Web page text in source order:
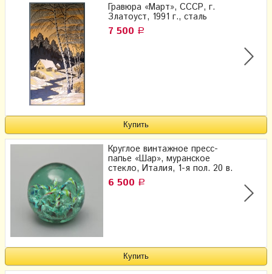
Гравюра «Март», СССР, г.
Златоуст, 1991 г., сталь
7 500 Р
Круглое винтажное пресс-
папье «Шар», муранское
стекло, Италия, 1-я пол. 20 в.
6 500 Р